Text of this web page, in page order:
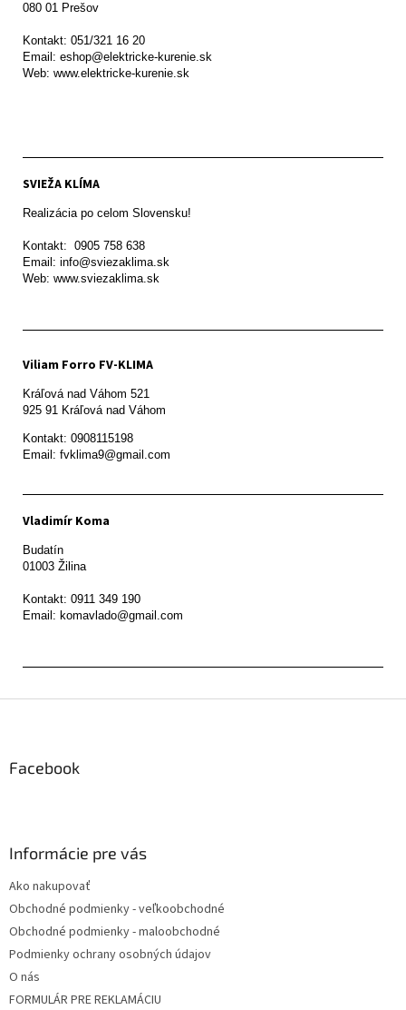
080 01 Prešov
Kontakt: 051/321 16 20
Email: eshop@elektricke-kurenie.sk
Web: www.elektricke-kurenie.sk
SVIEŽA KLÍMA
Realizácia po celom Slovensku!
Kontakt:  0905 758 638
Email: info@sviezaklima.sk
Web: www.sviezaklima.sk
Viliam Forro FV-KLIMA
Kráľová nad Váhom 521
Kontakt: 0908115198
Email: fvklima9@gmail.com
Vladimír Koma
Budatín
01003 Žilina
Kontakt: 0911 349 190
Facebook
Informácie pre vás
Ako nakupovať
Obchodné podmienky - veľkoobchodné
Obchodné podmienky - maloobchodné
Podmienky ochrany osobných údajov
O nás
FORMULÁR PRE REKLAMÁCIU